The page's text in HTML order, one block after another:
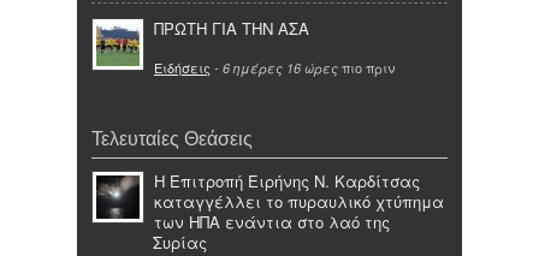
ΠΡΩΤΗ ΓΙΑ ΤΗΝ ΑΣΑ
Ειδήσεις - 6 ημέρες 16 ώρες πιο πριν
Τελευταίες Θεάσεις
Η Επιτροπή Ειρήνης Ν. Καρδίτσας
καταγγέλλει το πυραυλικό χτύπημα
των ΗΠΑ ενάντια στο λαό της
Συρίας